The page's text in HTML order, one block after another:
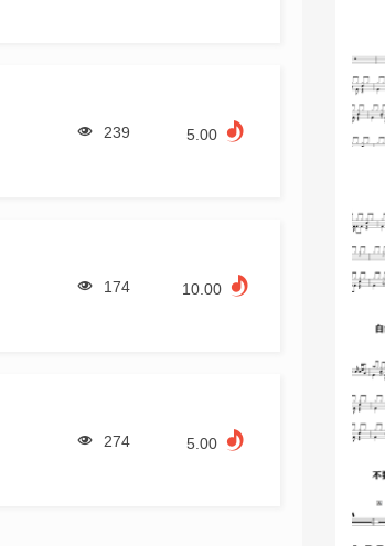
239 5.00
174 10.00
274 5.00